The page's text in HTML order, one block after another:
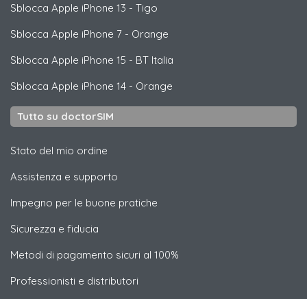
Sblocca Apple iPhone 13 - Tigo
Sblocca Apple iPhone 7 - Orange
Sblocca Apple iPhone 15 - BT Italia
Sblocca Apple iPhone 14 - Orange
Tutto su doctorSIM
Stato del mio ordine
Assistenza e supporto
Impegno per le buone pratiche
Sicurezza e fiducia
Metodi di pagamento sicuri al 100%
Professionisti e distributori